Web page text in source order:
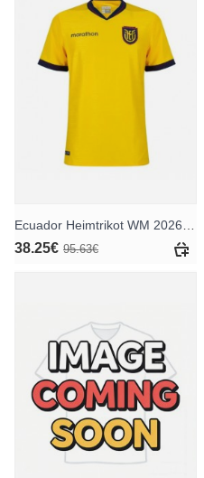
38.25€ 95.63€